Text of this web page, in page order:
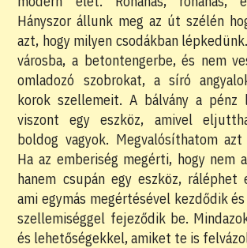
Hányszor állunk meg az út szélén
azt, hogy milyen csodákban
városba, a betontengerbe, és nem
omladozó szobrokat, a síró
korok szellemeit. A bálvány a pénz
viszont egy eszköz, amivel
boldog vagyok. Megvalósíthatom azt
Ha az emberiség megérti, hogy nem
hanem csupán egy eszköz, ráléphet
ami egymás megértésével kezdődik
szellemiséggel fejeződik be.
és lehetőségekkel, amiket te is